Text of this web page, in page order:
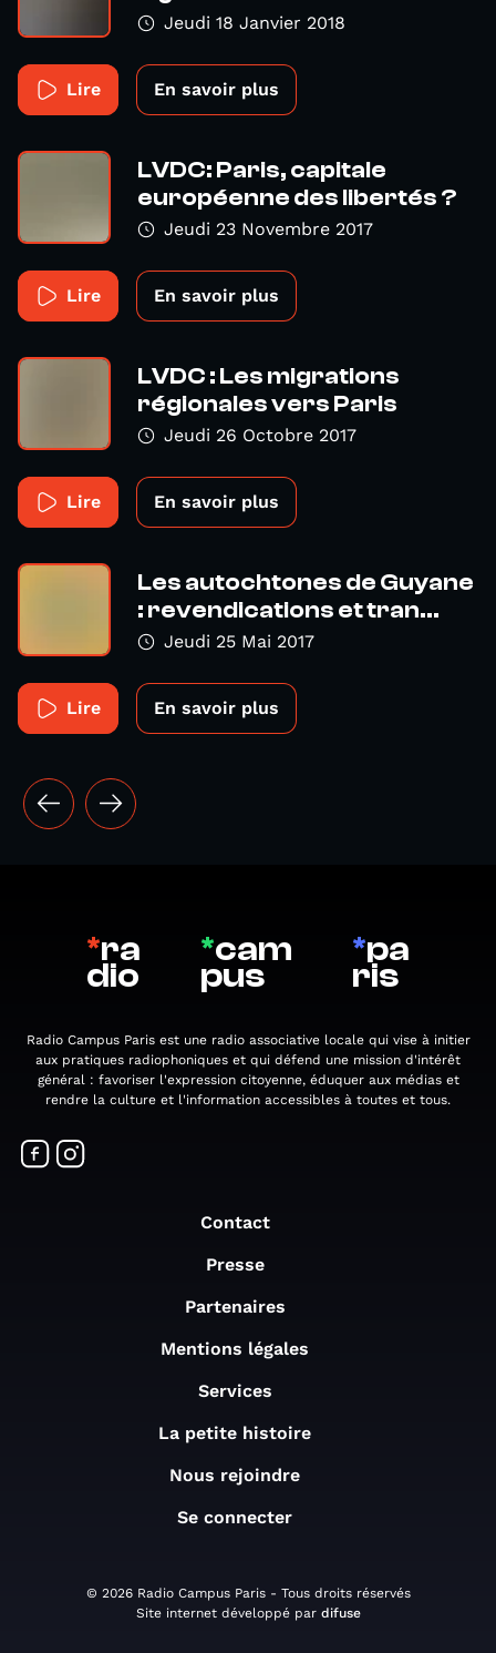
Jeudi 18 Janvier 2018
Lire En savoir plus
LVDC: Paris, capitale
européenne des libertés ?
Jeudi 23 Novembre 2017
Lire En savoir plus
LVDC : Les migrations
régionales vers Paris
Jeudi 26 Octobre 2017
Lire En savoir plus
Les autochtones de Guyane
: revendications et tran...
Jeudi 25 Mai 2017
Lire En savoir plus
*ra
dio
*cam
pus
*pa
ris
Radio Campus Paris est une radio associative locale qui vise à initier
aux pratiques radiophoniques et qui défend une mission d'intérêt
général : favoriser l'expression citoyenne, éduquer aux médias et
rendre la culture et l'information accessibles à toutes et tous.
Contact
Presse
Partenaires
Mentions légales
Services
La petite histoire
Nous rejoindre
Se connecter
© 2026 Radio Campus Paris - Tous droits réservés
Site internet développé par difuse